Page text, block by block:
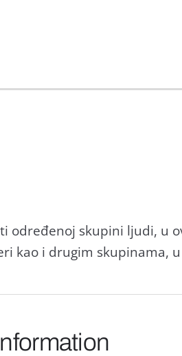
određenoj skupini ljudi, u
kao i drugim skupinama,